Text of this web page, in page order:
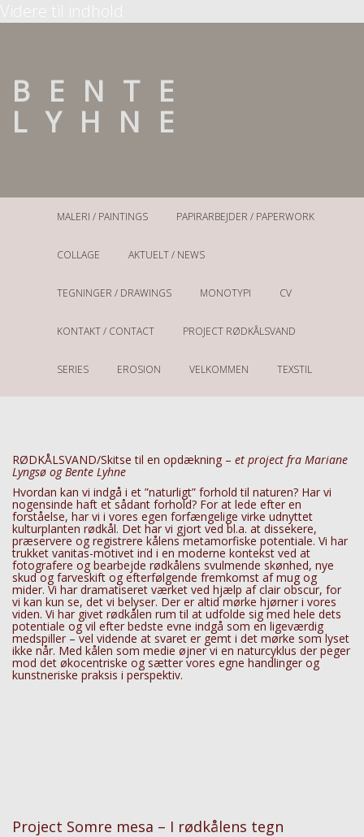
BENTE
LYHNE
MALERI / PAINTINGS PAPIRARBEJDER / PAPERWORK
COLLAGE AKTUELT / NEWS
TEGNINGER / DRAWINGS MONOTYPI CV
KONTAKT / CONTACT PROJECT RØDKÅLSVAND
SERIES EROSION VELKOMMEN TEXSTIL
RØDKÅLSVAND/Skitse til en opdækning – et project fra Mariane
Lyngsø og Bente Lyhne
Hvordan kan vi indgå i et ”naturligt” forhold til naturen? Har vi
nogensinde haft et sådant forhold? For at lede efter en
forståelse, har vi i vores egen forfængelige virke udnyttet
kulturplanten rødkål. Det har vi gjort ved bl.a. at dissekere,
præservere og registrere kålens metamorfiske potentiale. Vi har
trukket vanitas-motivet ind i en moderne kontekst ved at
fotografere og bearbejde rødkålens svulmende skønhed, nye
skud og farveskift og efterfølgende fremkomst af mug og
mider. Vi har dramatiseret værket ved hjælp af clair obscur, for
vi kan kun se, det vi belyser. Der er altid mørke hjørner i vores
viden. Vi har givet rødkålen rum til at udfolde sig med hele dets
potentiale og vil efter bedste evne indgå som en ligeværdig
medspiller – vel vidende at svaret er gemt i det mørke som lyset
ikke når. Med kålen som medie øjner vi en naturcyklus der peger
mod det økocentriske og sætter vores egne handlinger og
kunstneriske praksis i perspektiv.
Project Somre mesa – I rødkålens tegn